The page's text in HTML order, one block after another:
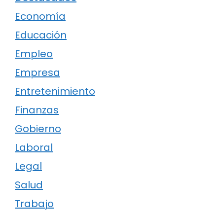
Economía
Educación
Empleo
Empresa
Entretenimiento
Finanzas
Gobierno
Laboral
Legal
Salud
Trabajo